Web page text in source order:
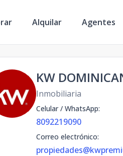
Alquilar Agentes
KW
Inmobiliaria
Celular / WhatsApp:
8092219090
Correo electrónico: